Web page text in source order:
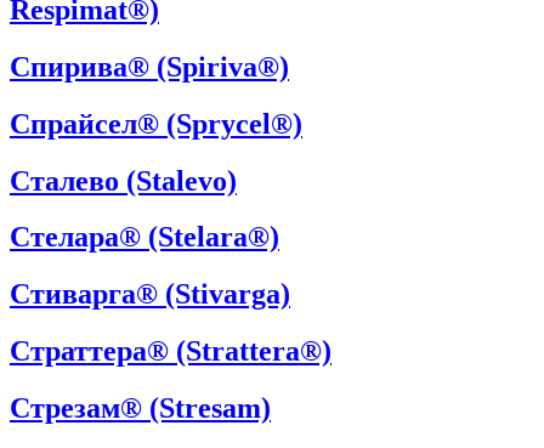
Respimat®)
Спирива® (Spiriva®)
Спрайсел® (Sprycel®)
Сталево (Stalevo)
Стелара® (Stelara®)
Стиварга® (Stivarga)
Страттера® (Strattera®)
Стрезам® (Strеsam)